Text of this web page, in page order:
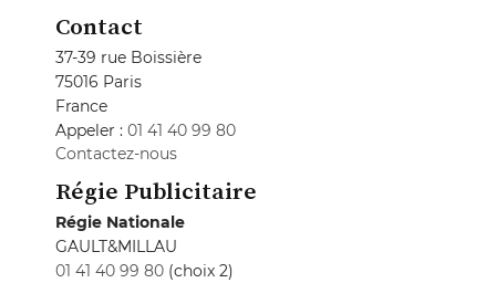
Contact
37-39 rue Boissière
75016 Paris
France
Appeler : 01 41 40 99 80
Contactez-nous
Régie Publicitaire
Régie Nationale
GAULT&MILLAU
01 41 40 99 80 (choix 2)